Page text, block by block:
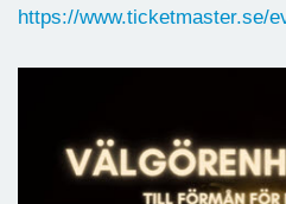
https://www.ticketmaster.se/